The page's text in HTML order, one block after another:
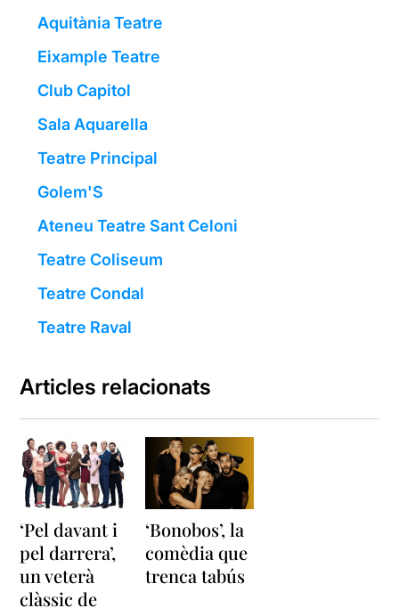
Aquitània Teatre
Eixample Teatre
Club Capitol
Sala Aquarella
Teatre Principal
Golem'S
Ateneu Teatre Sant Celoni
Teatre Coliseum
Teatre Condal
Teatre Raval
Articles relacionats
‘Pel davant i
pel darrera’,
un veterà
clàssic de
‘Bonobos’, la
comèdia que
trenca tabús